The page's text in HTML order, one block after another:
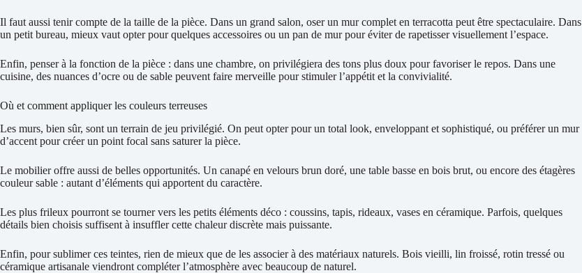
Il faut aussi tenir compte de la taille de la pièce. Dans un grand salon, oser un mur complet en terracotta peut être spectaculaire. Dans
un petit bureau, mieux vaut opter pour quelques accessoires ou un pan de mur pour éviter de rapetisser visuellement l’espace.
Enfin, penser à la fonction de la pièce : dans une chambre, on privilégiera des tons plus doux pour favoriser le repos. Dans une
cuisine, des nuances d’ocre ou de sable peuvent faire merveille pour stimuler l’appétit et la convivialité.
Où et comment appliquer les couleurs terreuses
Les murs, bien sûr, sont un terrain de jeu privilégié. On peut opter pour un total look, enveloppant et sophistiqué, ou préférer un mur
d’accent pour créer un point focal sans saturer la pièce.
Le mobilier offre aussi de belles opportunités. Un canapé en velours brun doré, une table basse en bois brut, ou encore des étagères
couleur sable : autant d’éléments qui apportent du caractère.
Les plus frileux pourront se tourner vers les petits éléments déco : coussins, tapis, rideaux, vases en céramique. Parfois, quelques
détails bien choisis suffisent à insuffler cette chaleur discrète mais puissante.
Enfin, pour sublimer ces teintes, rien de mieux que de les associer à des matériaux naturels. Bois vieilli, lin froissé, rotin tressé ou
céramique artisanale viendront compléter l’atmosphère avec beaucoup de naturel.